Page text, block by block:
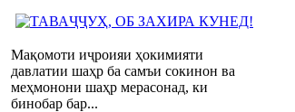
Мақомоти иҷроияи ҳокимияти
давлатии шаҳр ба самъи сокинон ва
меҳмонони шаҳр мерасонад, ки
бинобар бар...